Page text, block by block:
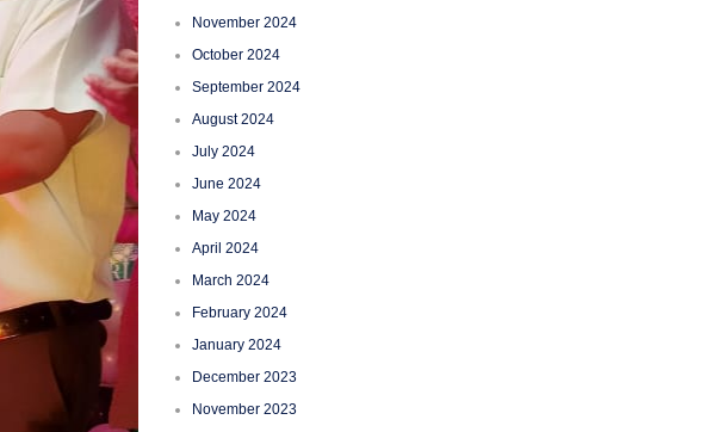
November 2024
October 2024
September 2024
August 2024
July 2024
June 2024
May 2024
April 2024
March 2024
February 2024
January 2024
December 2023
November 2023